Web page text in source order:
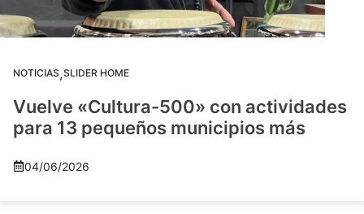
NOTICIAS,SLIDER HOME
Vuelve «Cultura-500» con actividades
para 13 pequeños municipios más
04/06/2026